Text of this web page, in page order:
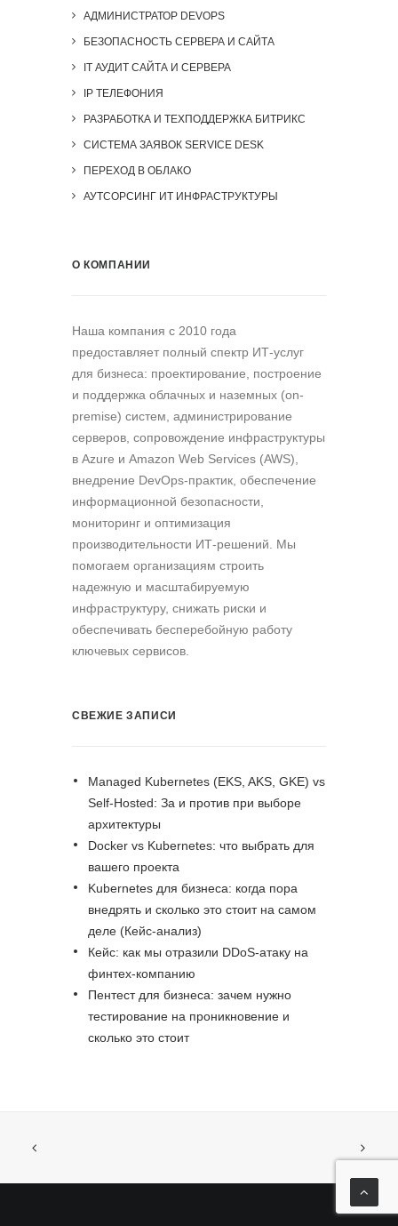
АДМИНИСТРАТОР DEVOPS
БЕЗОПАСНОСТЬ СЕРВЕРА И САЙТА
IT АУДИТ САЙТА И СЕРВЕРА
IP ТЕЛЕФОНИЯ
РАЗРАБОТКА И ТЕХПОДДЕРЖКА БИТРИКС
СИСТЕМА ЗАЯВОК SERVICE DESK
ПЕРЕХОД В ОБЛАКО
АУТСОРСИНГ ИТ ИНФРАСТРУКТУРЫ
О КОМПАНИИ
Наша компания c 2010 года
предоставляет полный спектр ИТ-услуг
для бизнеса: проектирование, построение
и поддержка облачных и наземных (on-
premise) систем, администрирование
серверов, сопровождение инфраструктуры
в Azure и Amazon Web Services (AWS),
внедрение DevOps-практик, обеспечение
информационной безопасности,
мониторинг и оптимизация
производительности ИТ-решений. Мы
помогаем организациям строить
надежную и масштабируемую
инфраструктуру, снижать риски и
обеспечивать бесперебойную работу
ключевых сервисов.
СВЕЖИЕ ЗАПИСИ
Managed Kubernetes (EKS, AKS, GKE) vs
Self-Hosted: За и против при выборе
архитектуры
Docker vs Kubernetes: что выбрать для
вашего проекта
Kubernetes для бизнеса: когда пора
внедрять и сколько это стоит на самом
деле (Кейс-анализ)
Кейс: как мы отразили DDoS-атаку на
финтех-компанию
Пентест для бизнеса: зачем нужно
тестирование на проникновение и
сколько это стоит